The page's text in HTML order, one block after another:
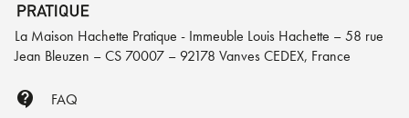
La Maison Hachette Pratique - Immeuble Louis Hachette – 58 rue
Jean Bleuzen – CS 70007 – 92178 Vanves CEDEX, France
contact_support FAQ